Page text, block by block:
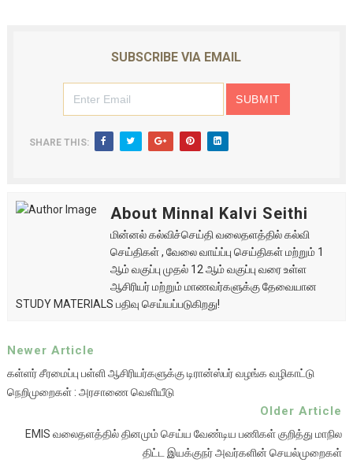
SUBSCRIBE VIA EMAIL
SHARE THIS:
About Minnal Kalvi Seithi
மின்னல் கல்விச்செய்தி வலைதளத்தில் கல்வி
செய்திகள் , வேலை வாய்ப்பு செய்திகள் மற்றும் 1
ஆம் வகுப்பு முதல் 12 ஆம் வகுப்பு வரை உள்ள
ஆசிரியர் மற்றும் மாணவர்களுக்கு தேவையான
STUDY MATERIALS பதிவு செய்யப்படுகிறது!
Newer Article
கள்ளர் சீரமைப்பு பள்ளி ஆசிரியர்களுக்கு டிரான்ஸ்பர் வழங்க வழிகாட்டு
நெறிமுறைகள் : அரசாணை வெளியீடு
Older Article
EMIS வலைதளத்தில் தினமும் செய்ய வேண்டிய பணிகள் குறித்து மாநில
திட்ட இயக்குநர் அவர்களின் செயல்முறைகள்